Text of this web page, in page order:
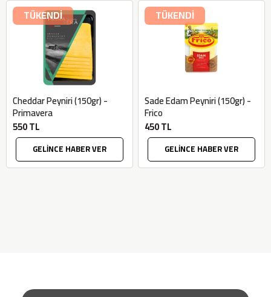
TÜKENDİ
Cheddar Peyniri (150gr) -
Primavera
550 TL
GELİNCE HABER VER
TÜKENDİ
Sade Edam Peyniri (150gr) -
Frico
450 TL
GELİNCE HABER VER